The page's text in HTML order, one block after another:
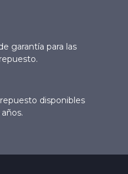
garantía para las
disponibles